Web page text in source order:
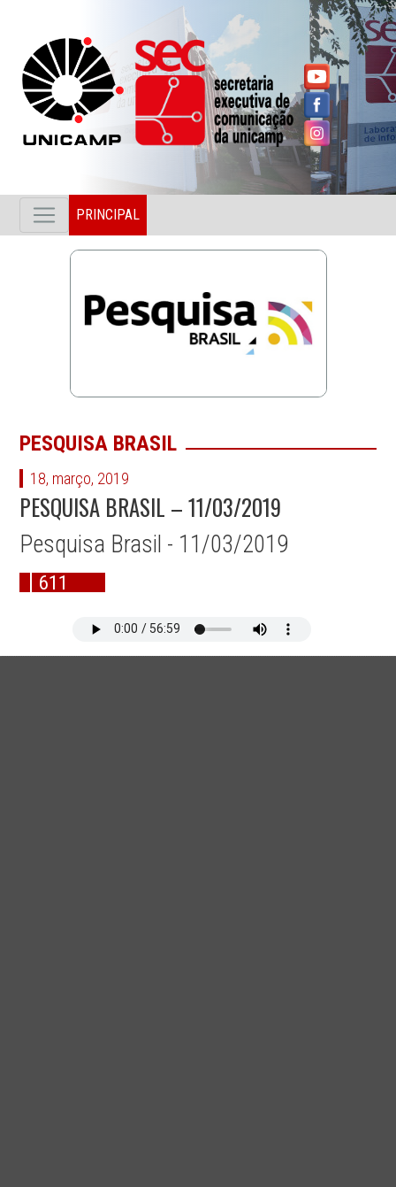
PRINCIPAL
PESQUISA BRASIL
18, março, 2019
PESQUISA BRASIL – 11/03/2019
Pesquisa Brasil - 11/03/2019
611